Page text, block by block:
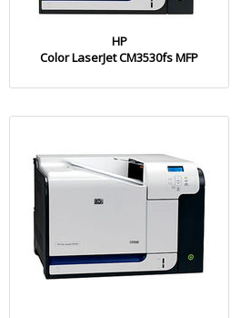
HP
Color LaserJet CM3530fs MFP